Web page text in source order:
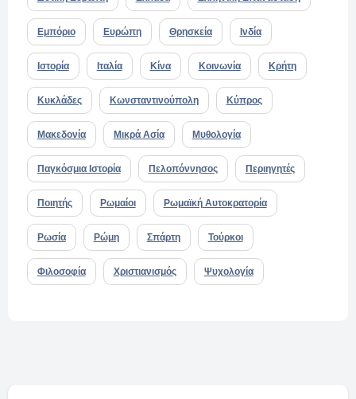
Εμπόριο Ευρώπη Θρησκεία Ινδία
Ιστορία Ιταλία Κίνα Κοινωνία Κρήτη
Κυκλάδες Κωνσταντινούπολη Κύπρος
Μακεδονία Μικρά Ασία Μυθολογία
Παγκόσμια Ιστορία Πελοπόννησος Περιηγητές
Ποιητής Ρωμαίοι Ρωμαϊκή Αυτοκρατορία
Ρωσία Ρώμη Σπάρτη Τούρκοι
Φιλοσοφία Χριστιανισμός Ψυχολογία